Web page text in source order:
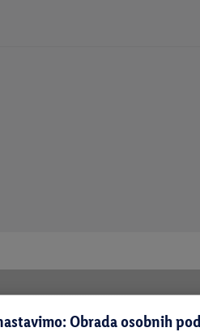
Obrada osobnih